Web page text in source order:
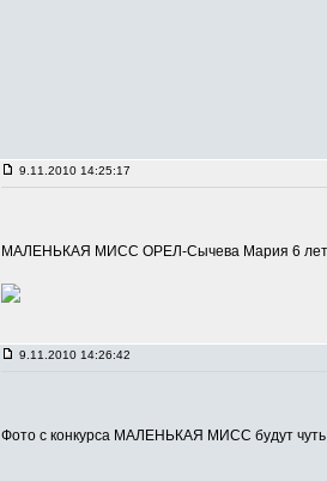
9.11.2010 14:25:17
МАЛЕНЬКАЯ МИСС ОРЕЛ-Сычева Мария 6
9.11.2010 14:26:42
Фото с конкурса МАЛЕНЬКАЯ МИСС будут